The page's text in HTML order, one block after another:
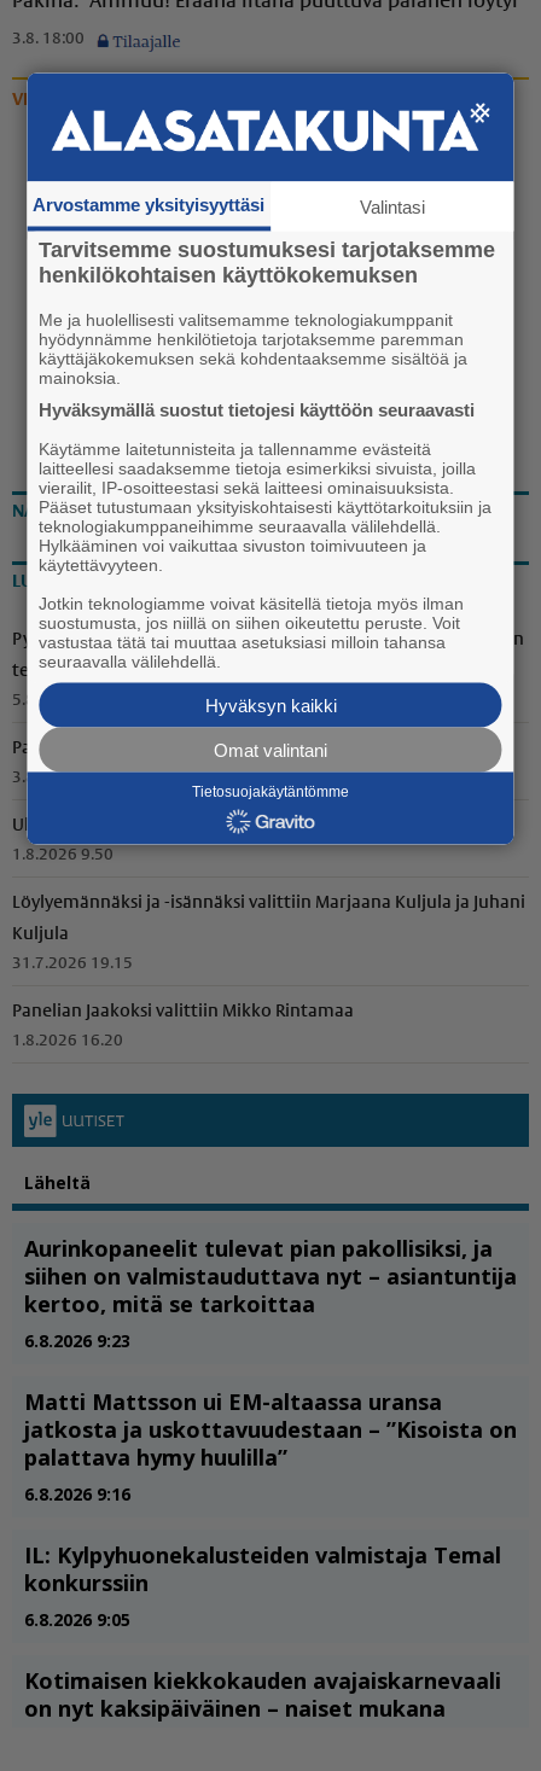
3.8. 18:00
VIDEOT
Video: Vanhan liikuntasalin
katoaminen Euran
koulukeskuksen katukuvasta
käynnistyi
20.7. 13:30
NÄKÖISLEHTI
LUETUIMMAT
Pyöröpaalien suojamuovit oli revitty rikki Voitoisissa – Ilkivallan
tekijäksi paljastui suurpeto
5.8.2026 15.50
Paneliapäivä tuo yhteen nykyiset ja entiset kyläläiset
3.8.2026 10.15
Ulosajo Paneliassa
1.8.2026 9.50
Löylyemännäksi ja -isännäksi valittiin Marjaana Kuljula ja Juhani
Kuljula
31.7.2026 19.15
Panelian Jaakoksi valittiin Mikko Rintamaa
1.8.2026 16.20
Arvostamme yksityisyyttäsi Valintasi
Tarvitsemme suostumuksesi tarjotaksemme
henkilökohtaisen käyttökokemuksen
Me ja huolellisesti valitsemamme teknologiakumppanit
hyödynnämme henkilötietoja tarjotaksemme paremman
käyttäjäkokemuksen sekä kohdentaaksemme sisältöä ja
mainoksia.
Hyväksymällä suostut tietojesi käyttöön seuraavasti
Käytämme laitetunnisteita ja tallennamme evästeitä
laitteellesi saadaksemme tietoja esimerkiksi sivuista, joilla
vierailit, IP-osoitteestasi sekä laitteesi ominaisuuksista.
Pääset tutustumaan yksityiskohtaisesti käyttötarkoituksiin ja
teknologiakumppaneihimme seuraavalla välilehdellä.
Hylkääminen voi vaikuttaa sivuston toimivuuteen ja
käytettävyyteen.
Jotkin teknologiamme voivat käsitellä tietoja myös ilman
suostumusta, jos niillä on siihen oikeutettu peruste. Voit
vastustaa tätä tai muuttaa asetuksiasi milloin tahansa
seuraavalla välilehdellä.
Hyväksyn kaikki
Omat valintani
Tietosuojakäytäntömme